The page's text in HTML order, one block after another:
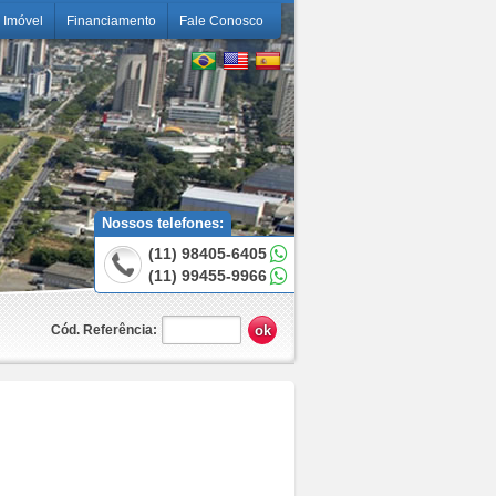
Nossos telefones:
(11) 98405-6405
(11) 99455-9966
Financiamento Fale Conosco
Cód. Referência: